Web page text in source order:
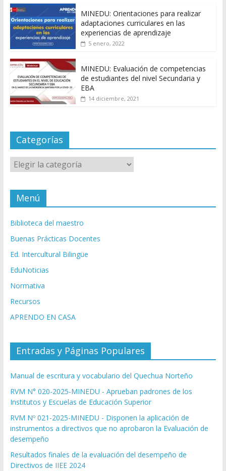
MINEDU: Orientaciones para realizar
adaptaciones curriculares en las
experiencias de aprendizaje
5 enero, 2022
MINEDU: Evaluación de competencias
de estudiantes del nivel Secundaria y
EBA
14 diciembre, 2021
Categorías
Categorías
Menú
Biblioteca del maestro
Buenas Prácticas Docentes
Ed. Intercultural Bilingüe
EduNoticias
Normativa
Recursos
APRENDO EN CASA
Entradas y Páginas Populares
Manual de escritura y vocabulario del Quechua Norteño
RVM N° 020-2025-MINEDU - Aprueban padrones de los
Institutos y Escuelas de Educación Superior
RVM Nº 021-2025-MINEDU - Disponen la aplicación de
instrumentos a directivos que no aprobaron la Evaluación de
desempeño
Resultados finales de la evaluación del desempeño de
Directivos de IIEE 2024